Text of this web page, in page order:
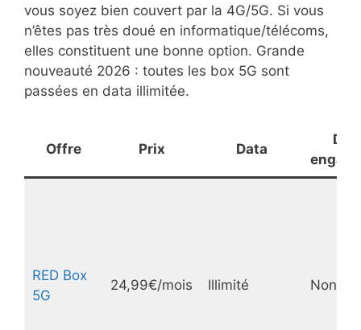
vous soyez bien couvert par la 4G/5G. Si vous
n’êtes pas très doué en informatique/télécoms,
elles constituent une bonne option. Grande
nouveauté 2026 : toutes les box 5G sont
passées en data illimitée.
Offre Prix Data
RED Box
5G
24,99€/mois Illimité Non